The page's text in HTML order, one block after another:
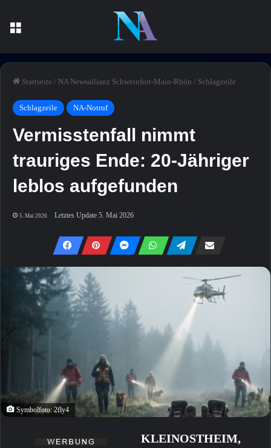
Startseite / NA Newsallianz Schweinfurt-Main-Rhön / Schlagzeile
Schlagzeile NA-Notruf
Vermisstenfall nimmt
trauriges Ende: 20-Jähriger
leblos aufgefunden
5. Mai 2026 Letztes Update 5. Mai 2026
Symbolfoto: 2fly4
KLEINOSTHEIM,